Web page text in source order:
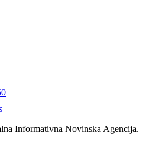
Informativna Novinska Agencija.